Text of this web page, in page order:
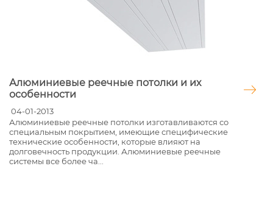
Алюминиевые реечные потолки и их
особенности
04-01-2013
Алюминиевые реечные потолки изготавливаются со
специальным покрытием, имеющие специфические
технические особенности, которые влияют на
долговечность продукции. Алюминиевые реечные
системы все более ча...